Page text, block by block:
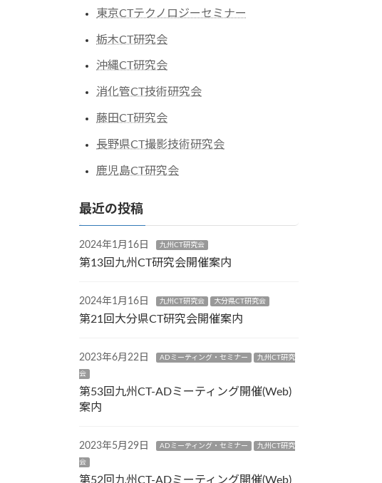
東京CTテクノロジーセミナー
栃木CT研究会
沖縄CT研究会
消化管CT技術研究会
藤田CT研究会
長野県CT撮影技術研究会
鹿児島CT研究会
最近の投稿
2024年1月16日 九州CT研究会
第13回九州CT研究会開催案内
2024年1月16日 九州CT研究会 大分県CT研究会
第21回大分県CT研究会開催案内
2023年6月22日 ADミーティング・セミナー 九州CT研究
会
第53回九州CT-ADミーティング開催(Web)
案内
2023年5月29日 ADミーティング・セミナー 九州CT研究
会
第52回九州CT-ADミーティング開催(Web)